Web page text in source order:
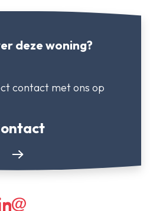
deze woning?
contact met ons op